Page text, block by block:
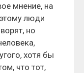
мнение, на
люди
но
хотя бы
что тот,